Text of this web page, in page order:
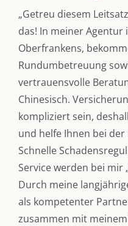
„Getreu diesem
das! In meiner Agentur
Oberfrankens,
Rundumbetreuung
vertrauensvolle
Chinesisch.
kompliziert sein,
und helfe Ihnen bei
Schnelle
Service werden bei mir
Durch meine
als kompetenter
zusammen mit meinem